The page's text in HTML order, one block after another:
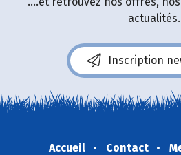
actualités.
Inscription
Accueil Contact